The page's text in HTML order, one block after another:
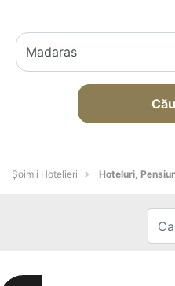
Șoimii Hotelieri Hoteluri,